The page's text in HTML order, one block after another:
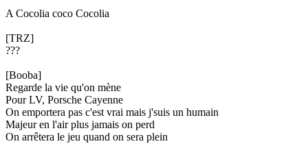
A Cocolia coco Cocolia
[TRZ]
???
[Booba]
Regarde la vie qu'on mène
Pour LV, Porsche Cayenne
On emportera pas c'est vrai mais j'suis un humain
Majeur en l'air plus jamais on perd
On arrêtera le jeu quand on sera plein